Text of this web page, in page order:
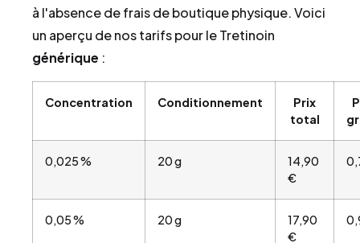
à l'absence de frais de boutique physique. Voici
un aperçu de nos tarifs pour le Tretinoin
générique :
Concentration Conditionnement
Prix
total
0,025 % 20 g
14,90
€
0,05 % 20 g
17,90
€